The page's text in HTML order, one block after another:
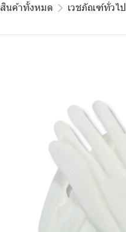
สินค้าทั้งหมด เวชภัณฑ์ทั่วไป